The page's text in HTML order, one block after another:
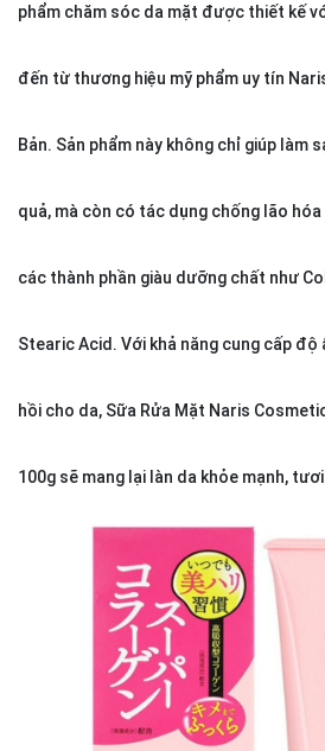
phẩm chăm sóc da mặt được thiết kế
đến từ thương hiệu mỹ phẩm uy tín
Bản. Sản phẩm này không chỉ giúp làm
quả, mà còn có tác dụng chống lão
các thành phần giàu dưỡng chất như
Stearic Acid. Với khả năng cung cấp độ
hồi cho da, Sữa Rửa Mặt Naris
100g sẽ mang lại làn da khỏe mạnh,